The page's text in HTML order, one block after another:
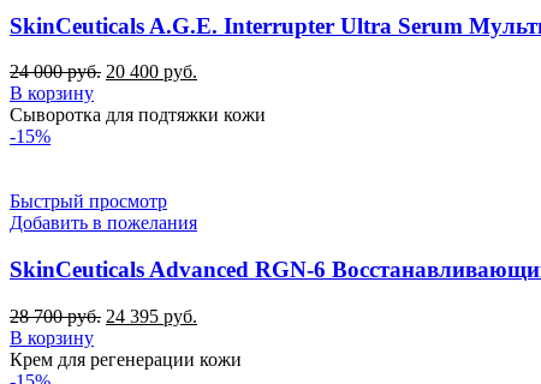
SkinCeuticals A.G.E. Interrupter Ultra Serum
24 000руб. Первоначальная
составляла
20 400 руб.
20
В корзину
Сыворотка для подтяжки кожи
-15%
Быстрый просмотр
Добавить в пожелания
SkinCeuticals Advanced RGN-6
28 700руб. Первоначальная
составляла
24 395 руб.
24
В корзину
Крем для регенерации кожи